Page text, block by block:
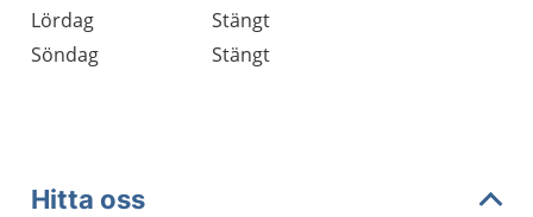
Lördag
Stängt
Söndag
Stängt
Hitta oss